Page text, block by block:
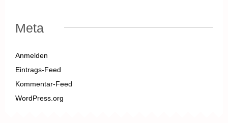
Meta
Anmelden
Eintrags-Feed
Kommentar-Feed
WordPress.org